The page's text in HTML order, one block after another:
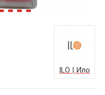
ILO | Ило